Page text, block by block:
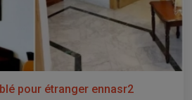
pour étranger ennasr2